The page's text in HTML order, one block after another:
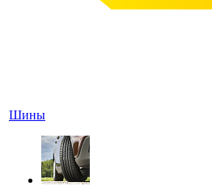
Шины